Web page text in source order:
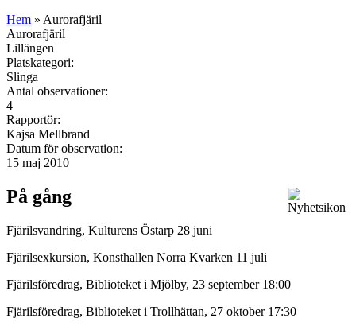
Hem » Aurorafjäril
Aurorafjäril
Lillängen
Platskategori:
Slinga
Antal observationer:
4
Rapportör:
Kajsa Mellbrand
Datum för observation:
15 maj 2010
På gång
Fjärilsvandring, Kulturens Östarp 28 juni
Fjärilsexkursion, Konsthallen Norra Kvarken 11 juli
Fjärilsföredrag, Biblioteket i Mjölby, 23 september 18:00
Fjärilsföredrag, Biblioteket i Trollhättan, 27 oktober 17:30